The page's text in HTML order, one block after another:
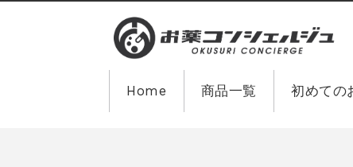
Home 商品一覧 初めての